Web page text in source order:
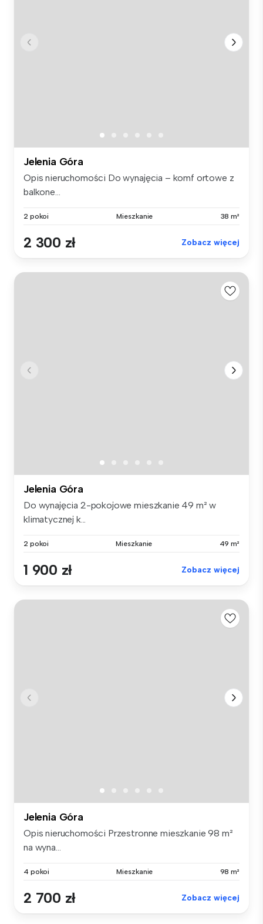
Jelenia Góra
Opis nieruchomości Do wynajęcia – komf ortowe z
balkone...
2 pokoi Mieszkanie 38 m²
2 300 zł Zobacz więcej
Jelenia Góra
Do wynajęcia 2-pokojowe mieszkanie 49 m² w
klimatycznej k...
2 pokoi Mieszkanie 49 m²
1 900 zł Zobacz więcej
Jelenia Góra
Opis nieruchomości Przestronne mieszkanie 98 m²
na wyna...
4 pokoi Mieszkanie 98 m²
2 700 zł Zobacz więcej